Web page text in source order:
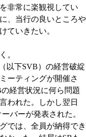
非常に楽観視してい
、当行の良いところや
ていきたい。
。
以下SVB）の経営破綻
ーティングが開催さ
経営状況に何ら問題
われた。しかし翌日
バーが発表された。
では、全員が納得でき